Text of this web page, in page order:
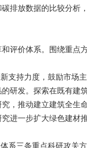
排放数据的比较分析
评价体系。围绕重点
支持力度，鼓励市场
研发。探索在既有建
，推动建立建筑全生
进一步扩大绿色建材
三条重点科研攻关